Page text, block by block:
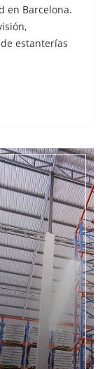
en Barcelona.
estanterías